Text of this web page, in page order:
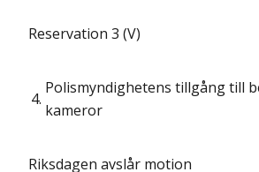
Reservation 3 (V)
4.
Polismyndighetens tillgång till
kameror
Riksdagen avslår motion